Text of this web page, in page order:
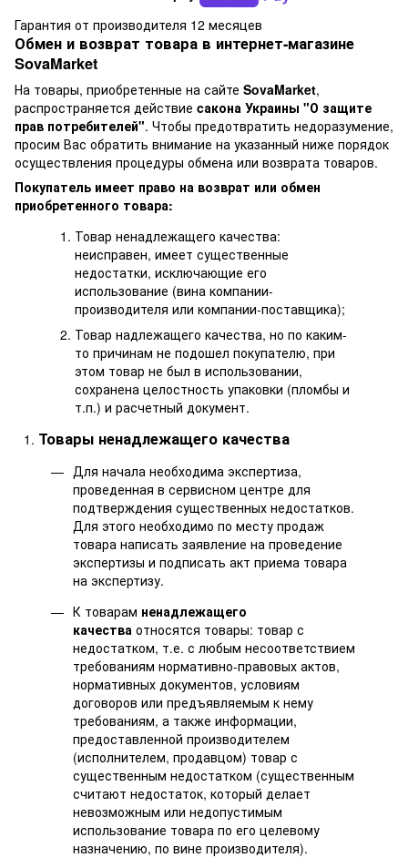
Гарантия от производителя 12 месяцев
Обмен и возврат товара в интернет-магазине
SovaMarket
На товары, приобретенные на сайте SovaMarket,
распространяется действие cакона Украины "О защите
прав потребителей". Чтобы предотвратить недоразумение,
просим Вас обратить внимание на указанный ниже порядок
осуществления процедуры обмена или возврата товаров.
Покупатель имеет право на возврат или обмен
приобретенного товара:
Товар ненадлежащего качества:
неисправен, имеет существенные
недостатки, исключающие его
использование (вина компании-
производителя или компании-поставщика);
Товар надлежащего качества, но по каким-
то причинам не подошел покупателю, при
этом товар не был в использовании,
сохранена целостность упаковки (пломбы и
т.п.) и расчетный документ.
Товары ненадлежащего качества
Для начала необходима экспертиза,
проведенная в сервисном центре для
подтверждения существенных недостатков.
Для этого необходимо по месту продаж
товара написать заявление на проведение
экспертизы и подписать акт приема товара
на экспертизу.
К товарам ненадлежащего
качества относятся товары: товар с
недостатком, т.е. с любым несоответствием
требованиям нормативно-правовых актов,
нормативных документов, условиям
договоров или предъявляемым к нему
требованиям, а также информации,
предоставленной производителем
(исполнителем, продавцом) товар с
существенным недостатком (существенным
считают недостаток, который делает
невозможным или недопустимым
использование товара по его целевому
назначению, по вине производителя).